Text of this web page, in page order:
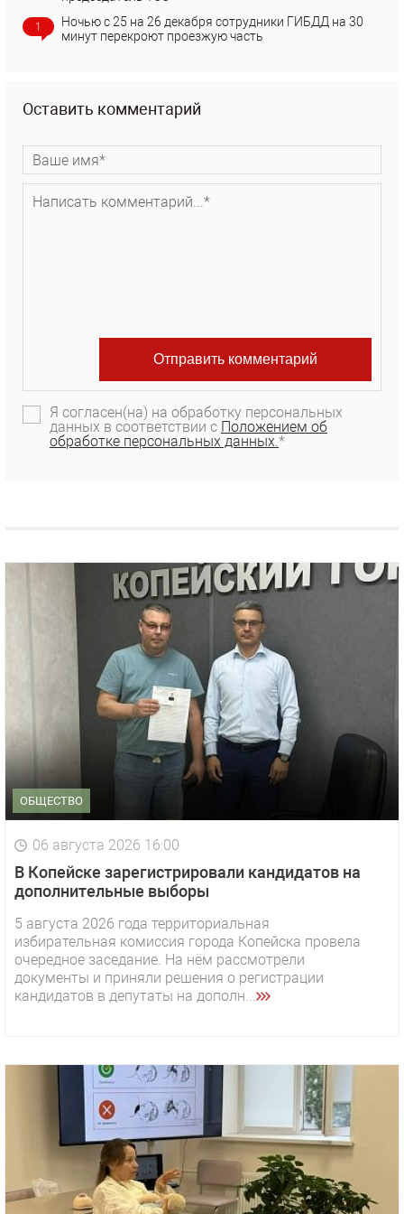
1
Ночью с 25 на 26 декабря сотрудники ГИБДД на 30
минут перекроют проезжую часть
Оставить комментарий
Я согласен(на) на обработку персональных
данных в соответствии с Положением об
обработке персональных данных.*
ОБЩЕСТВО
06 августа 2026 16:00
В Копейске зарегистрировали кандидатов на
дополнительные выборы
5 августа 2026 года территориальная
избирательная комиссия города Копейска провела
очередное заседание. На нём рассмотрели
документы и приняли решения о регистрации
кандидатов в депутаты на дополн...